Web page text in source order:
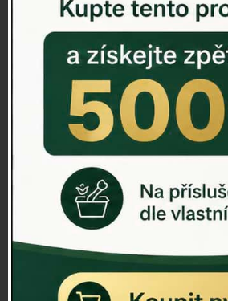
DEKORACE NA HROB
RETRO KONZOLE
Domovní čísla - litina
DEKORACE NA ZEĎ
ZVONKOHRA
ZVONY A ZVONKY
PTAČÍ KRMÍTKA
SLUNEČNÍ HODINY
Dózy na brambory a zeleninu
VÝPRODEJ - poslední kusy
Andělé, něžné sošky
Aroma lampy
Buddha soška
BUDKY PRO SÝKORKY
Budky pro vrabce